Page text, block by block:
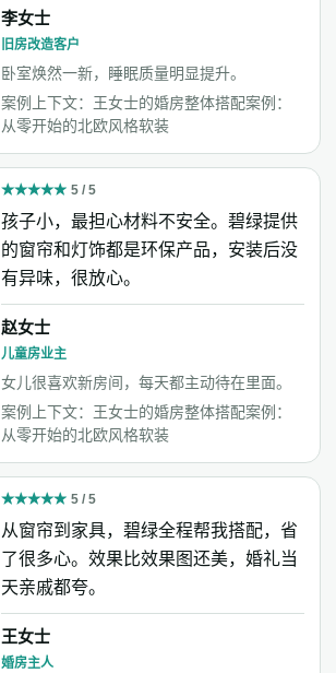
李女士
旧房改造客户
卧室焕然一新，睡眠质量明显提升。
案例上下文：王女士的婚房整体搭配案例：
从零开始的北欧风格软装
★★★★★ 5 / 5
孩子小，最担心材料不安全。碧绿提供
的窗帘和灯饰都是环保产品，安装后没
有异味，很放心。
赵女士
儿童房业主
女儿很喜欢新房间，每天都主动待在里面。
案例上下文：王女士的婚房整体搭配案例：
从零开始的北欧风格软装
★★★★★ 5 / 5
从窗帘到家具，碧绿全程帮我搭配，省
了很多心。效果比效果图还美，婚礼当
天亲戚都夸。
王女士
婚房主人